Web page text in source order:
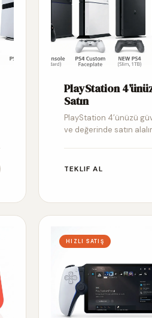
PlayStation
Satın
PlayStation 4’ünüzü
ve değerinde satın
TEKLIF AL
HIZLI SATIŞ